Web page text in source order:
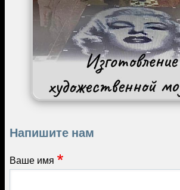
Напишите нам
Ваше имя